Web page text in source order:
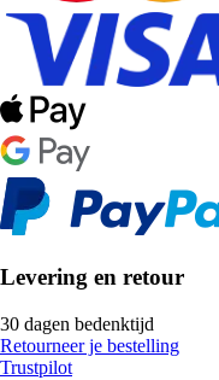
Levering en retour
30 dagen bedenktijd
Retourneer je bestelling
Trustpilot